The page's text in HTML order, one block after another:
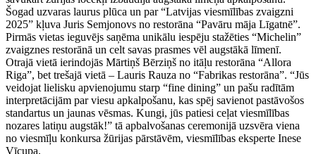
Šogad uzvaras laurus plūca un par “Latvijas viesmīlības zvaigzni
2025” kļuva Juris Semjonovs no restorāna “Pavāru māja Līgatnē”.
Pirmās vietas ieguvējs saņēma unikālu iespēju stažēties “Michelin”
zvaigznes restorānā un celt savas prasmes vēl augstākā līmenī.
Otrajā vietā ierindojās Mārtiņš Bērziņš no itāļu restorāna “Allora
Riga”, bet trešajā vietā – Lauris Rauza no “Fabrikas restorāna”. “Jūs
veidojat lielisku apvienojumu starp “fine dining” un pašu radītām
interpretācijām par viesu apkalpošanu, kas spēj savienot pastāvošos
standartus un jaunas vēsmas. Kungi, jūs patiesi ceļat viesmīlības
nozares latiņu augstāk!” tā apbalvošanas ceremonijā uzsvēra viena
no viesmīļu konkursa žūrijas pārstāvēm, viesmīlības eksperte Inese
Vīcupa.